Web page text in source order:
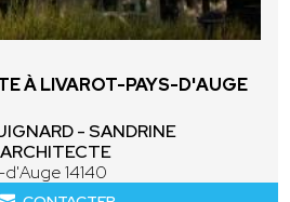
À LIVAROT-PAYS-D'AUGE
- SANDRINE
14140